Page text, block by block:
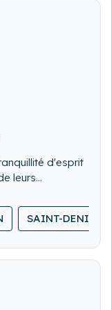
d'esprit
leurs
et de
de leur
SAINT-DENIS